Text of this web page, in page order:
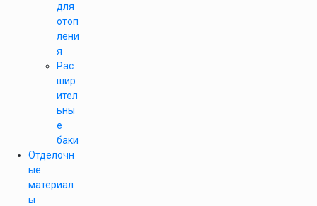
для
отоп
лени
я
Рас
шир
ител
ьны
е
баки
Отделочн
ые
материал
ы